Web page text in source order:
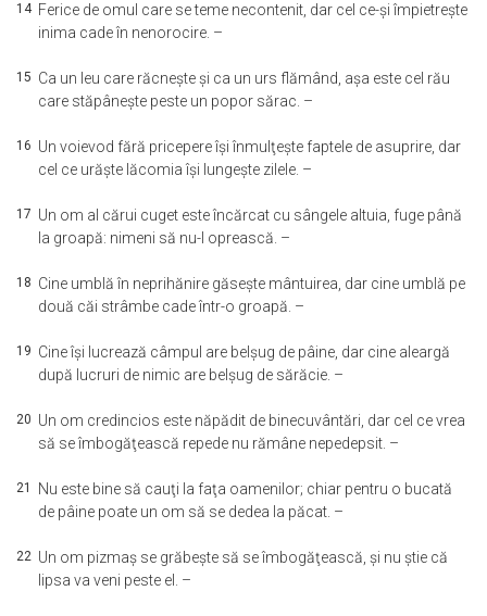
14 Ferice de omul care se teme necontenit, dar cel ce-şi împietreşte
inima cade în nenorocire. –
15 Ca un leu care răcneşte şi ca un urs flămând, aşa este cel rău
care stăpâneşte peste un popor sărac. –
16 Un voievod fără pricepere îşi înmulţeşte faptele de asuprire, dar
cel ce urăşte lăcomia îşi lungeşte zilele. –
17 Un om al cărui cuget este încărcat cu sângele altuia, fuge până
la groapă: nimeni să nu-l oprească. –
18 Cine umblă în neprihănire găseşte mântuirea, dar cine umblă pe
două căi strâmbe cade într-o groapă. –
19 Cine îşi lucrează câmpul are belşug de pâine, dar cine aleargă
după lucruri de nimic are belşug de sărăcie. –
20 Un om credincios este năpădit de binecuvântări, dar cel ce vrea
să se îmbogăţească repede nu rămâne nepedepsit. –
21
Nu este bine să cauţi la faţa oamenilor; chiar pentru o bucată
de pâine poate un om să se dedea la păcat. –
22 Un om pizmaş se grăbeşte să se îmbogăţească, şi nu ştie că
lipsa va veni peste el. –